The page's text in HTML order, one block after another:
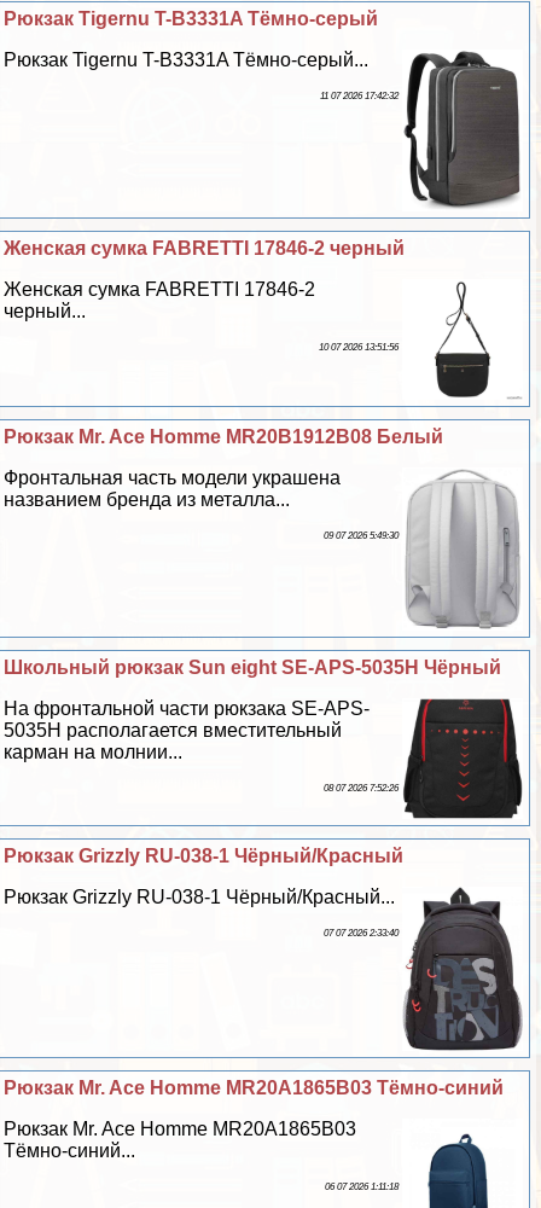
Рюкзак Tigernu T-B3331A Тёмно-серый
Рюкзак Tigernu T-B3331A Тёмно-серый...
11 07 2026 17:42:32
Женская сумка FABRETTI 17846-2 черный
Женская сумка FABRETTI 17846-2
черный...
10 07 2026 13:51:56
Рюкзак Mr. Ace Homme MR20B1912B08 Белый
Фронтальная часть модели украшена
названием бренда из металла...
09 07 2026 5:49:30
Школьный рюкзак Sun eight SE-APS-5035H Чёрный
На фронтальной части рюкзака SE-APS-
5035H располагается вместительный
карман на молнии...
08 07 2026 7:52:26
Рюкзак Grizzly RU-038-1 Чёрный/Красный
Рюкзак Grizzly RU-038-1 Чёрный/Красный...
07 07 2026 2:33:40
Рюкзак Mr. Ace Homme MR20A1865B03 Тёмно-синий
Рюкзак Mr. Ace Homme MR20A1865B03
Тёмно-синий...
06 07 2026 1:11:18